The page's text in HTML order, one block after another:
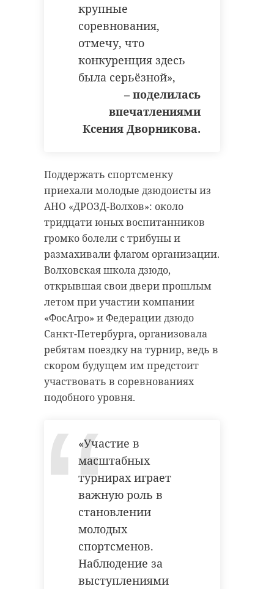
крупные
соревнования,
отмечу, что
конкуренция здесь
была серьёзной»,
– поделилась
впечатлениями
Ксения Дворникова.
Поддержать спортсменку
приехали молодые дзюдоисты из
АНО «ДРОЗД-Волхов»: около
тридцати юных воспитанников
громко болели с трибуны и
размахивали флагом организации.
Волховская школа дзюдо,
открывшая свои двери прошлым
летом при участии компании
«ФосАгро» и Федерации дзюдо
Санкт-Петербурга, организовала
ребятам поездку на турнир, ведь в
скором будущем им предстоит
участвовать в соревнованиях
подобного уровня.
«Участие в
масштабных
турнирах играет
важную роль в
становлении
молодых
спортсменов.
Наблюдение за
выступлениями